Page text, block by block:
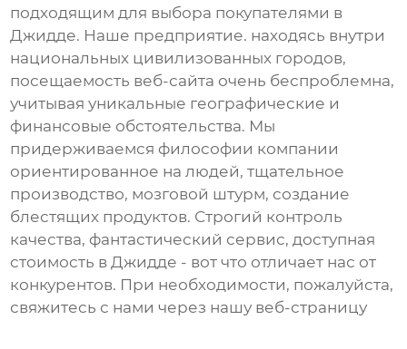
подходящим для выбора покупателями в
Джидде. Наше предприятие. находясь внутри
национальных цивилизованных городов,
посещаемость веб-сайта очень беспроблемна,
учитывая уникальные географические и
финансовые обстоятельства. Мы
придерживаемся философии компании
ориентированное на людей, тщательное
производство, мозговой штурм, создание
блестящих продуктов. Строгий контроль
качества, фантастический сервис, доступная
стоимость в Джидде - вот что отличает нас от
конкурентов. При необходимости, пожалуйста,
свяжитесь с нами через нашу веб-страницу